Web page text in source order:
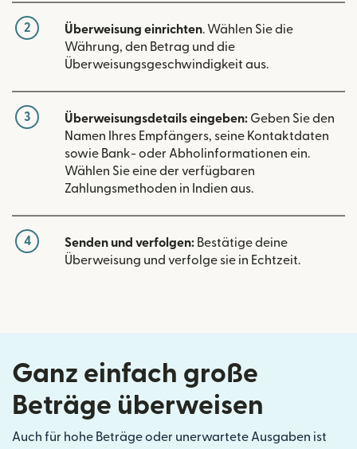
2 Überweisung einrichten. Wählen Sie die
Währung, den Betrag und die
Überweisungsgeschwindigkeit aus.
3 Überweisungsdetails eingeben: Geben Sie den
Namen Ihres Empfängers, seine Kontaktdaten
sowie Bank- oder Abholinformationen ein.
Wählen Sie eine der verfügbaren
Zahlungsmethoden in Indien aus.
4 Senden und verfolgen: Bestätige deine
Überweisung und verfolge sie in Echtzeit.
Ganz einfach große
Beträge überweisen
Auch für hohe Beträge oder unerwartete Ausgaben ist